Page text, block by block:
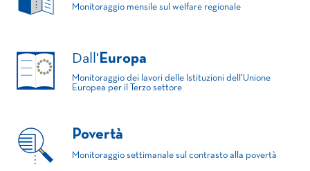
Monitoraggio mensile sul welfare regionale
Dall' Europa
Monitoraggio dei lavori delle Istituzioni dell'Unione
Europea per il Terzo settore
Povertà
Monitoraggio settimanale sul contrasto alla povertà